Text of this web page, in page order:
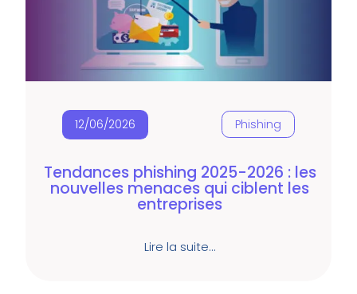
12/06/2026 Phishing
Tendances phishing 2025-2026 : les
nouvelles menaces qui ciblent les
entreprises
Lire la suite…